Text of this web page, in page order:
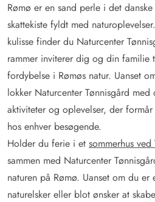
Rømø er en sand perle i det
skattekiste fyldt med
kulisse finder du Naturcenter
rammer inviterer dig og din familie
fordybelse i Rømøs natur. Uanset
lokker Naturcenter Tønnisgård
aktiviteter og oplevelser, der
hos enhver besøgende.
Holder du ferie i et sommerhus ved
sammen med Naturcenter
naturen på Rømø. Uanset om du
naturelsker eller blot ønsker at